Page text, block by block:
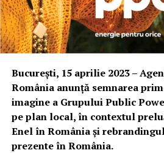
București, 15 aprilie 2023 –
România anunță semnarea
imagine a Grupului Public
pe plan local, în contextul
Enel în România și
prezente în România.